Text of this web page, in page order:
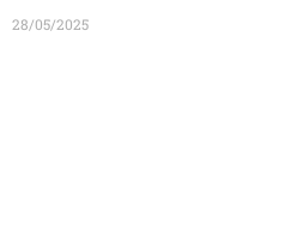
28/05/2025